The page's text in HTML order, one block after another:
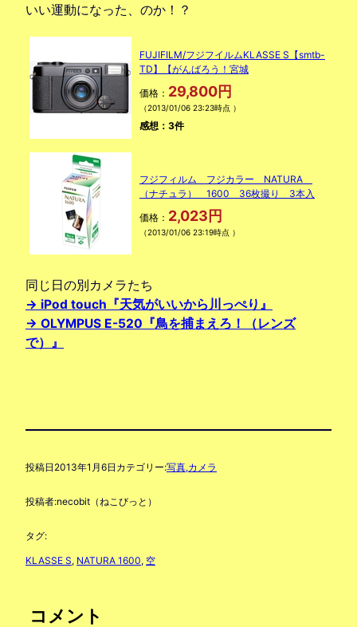
いい運動になった、のか！？
FUJIFILM/フジフイルムKLASSE S【smtb-
TD】【がんばろう！宮城
価格： 29,800円
（2013/01/06 23:23時点 ）
感想：3件
フジフィルム フジカラー NATURA
（ナチュラ） 1600 36枚撮り 3本入
価格： 2,023円
（2013/01/06 23:19時点 ）
同じ日の別カメラたち
→ iPod touch『天気がいいから川っぺり』
→ OLYMPUS E-520『鳥を捕まえろ！（レンズ
で）』
投稿日 2013年1月6日 カテゴリー:写真,カメラ
投稿者:necobit（ねこびっと）
タグ:
KLASSE S, NATURA 1600, 空
コメント